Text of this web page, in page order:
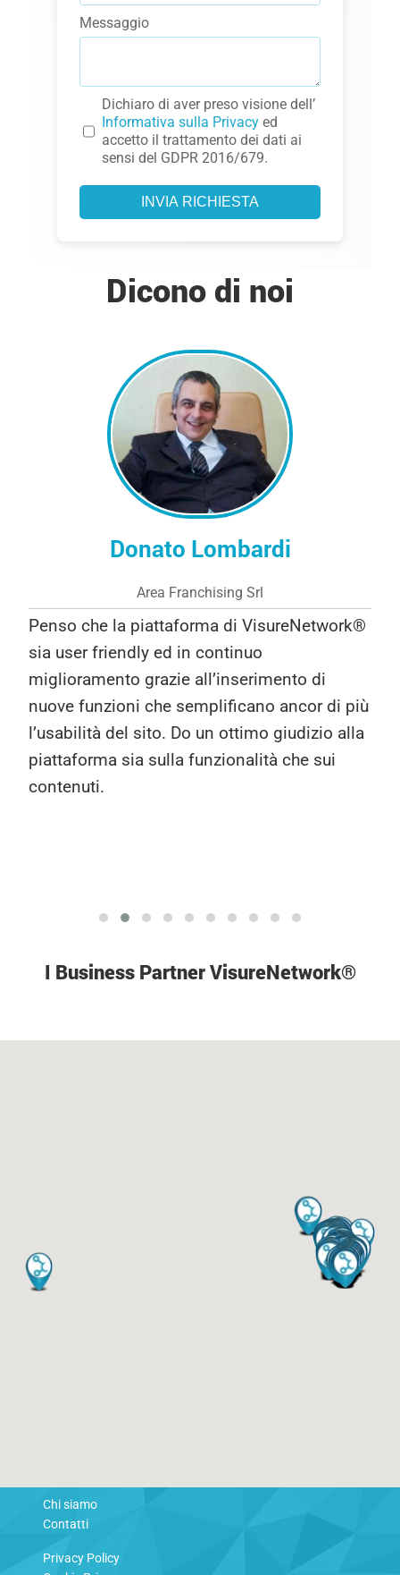
Messaggio
Dichiaro di aver preso visione dell’
Informativa sulla Privacy ed
accetto il trattamento dei dati ai
sensi del GDPR 2016/679.
INVIA RICHIESTA
Dicono di noi
Giovanni Pagone
Working Company Srl
Abbiamo scelto VisureNetwork® perché
pensiamo che sia la migliore scelta sul
mercato. Apprezziamo la semplicità di
utilizzo della piattaforma, perché il nostro
obiettivo è proprio quello di semplificare le
attività dei nostri clienti. Un altro aspetto
I Business Partner VisureNetwork®
Chi siamo
Contatti
Privacy Policy